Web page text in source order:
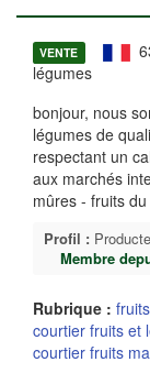
VENTE
légumes
bonjour, nous
légumes de
respectant un
aux marchés
mûres - fruits
Profil :
Membre
Rubrique :
courtier fruits et
courtier fruits